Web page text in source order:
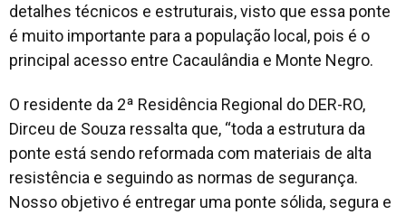
detalhes técnicos e estruturais, visto que essa ponte
é muito importante para a população local, pois é o
principal acesso entre Cacaulândia e Monte Negro.
O residente da 2ª Residência Regional do DER-RO,
Dirceu de Souza ressalta que, “toda a estrutura da
ponte está sendo reformada com materiais de alta
resistência e seguindo as normas de segurança.
Nosso objetivo é entregar uma ponte sólida, segura e